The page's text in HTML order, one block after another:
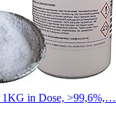
1KG in Dose, >99,6%,…